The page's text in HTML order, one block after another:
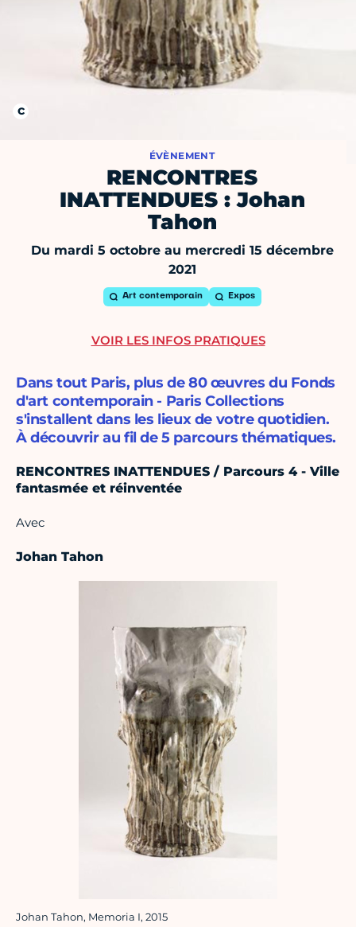
ÉVÈNEMENT
RENCONTRES
INATTENDUES : Johan
Tahon
Du mardi 5 octobre au mercredi 15 décembre
2021
Art contemporain Expos
Dans tout Paris, plus de 80 œuvres du Fonds
d'art contemporain - Paris Collections
s'installent dans les lieux de votre quotidien.
À découvrir au fil de 5 parcours thématiques.
RENCONTRES INATTENDUES / Parcours 4 - Ville
fantasmée et réinventée
Avec
Johan Tahon
Johan Tahon, Memoria I, 2015
VOIR LES INFOS PRATIQUES